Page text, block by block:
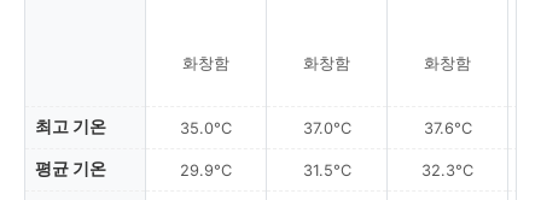
최고 기온
평균 기온
화창함
35.0°C
29.9°C
화창함
37.0°C
31.5°C
화창함
37.6°C
32.3°C